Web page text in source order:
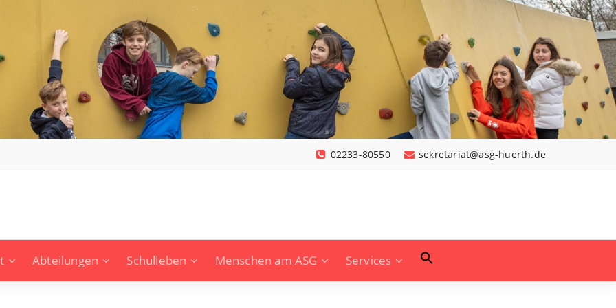
sekretariat@asg-huerth.de
02233-80550
Abteilungen Schulleben Menschen am ASG Services